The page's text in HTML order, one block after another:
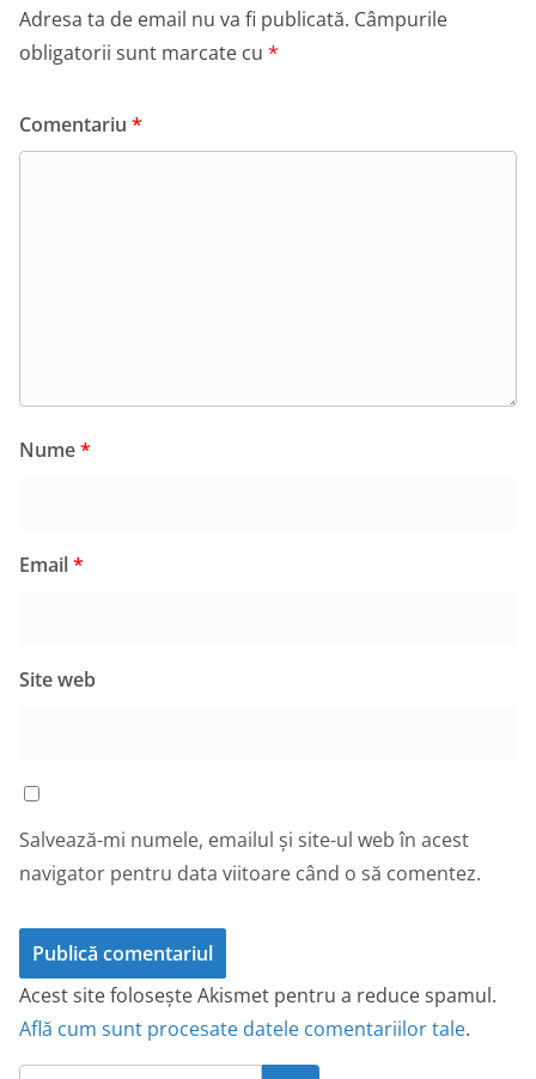
Adresa ta de email nu va fi publicată. Câmpurile
obligatorii sunt marcate cu *
Comentariu *
Nume*
Email*
Site web
Salvează-mi numele, emailul și site-ul web în acest
navigator pentru data viitoare când o să comentez.
Acest site folosește Akismet pentru a reduce spamul.
Află cum sunt procesate datele comentariilor tale.